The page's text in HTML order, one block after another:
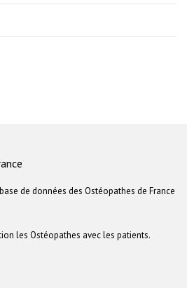
de données des Ostéopathes de France
les Ostéopathes avec les patients.